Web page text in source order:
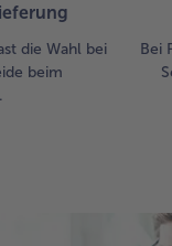
die Wahl bei
beim
Bei